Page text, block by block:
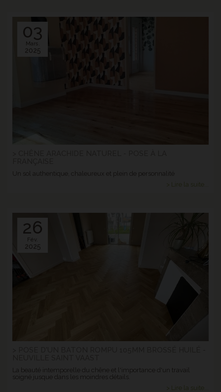
03
Mars.
2025
Un sol authentique, chaleureux et plein de personnalité
> Lire la suite...
26
Fév.
2025
La beauté intemporelle du chêne et l'importance d'un travail
soigné jusque dans les moindres détails.
> Lire la suite...